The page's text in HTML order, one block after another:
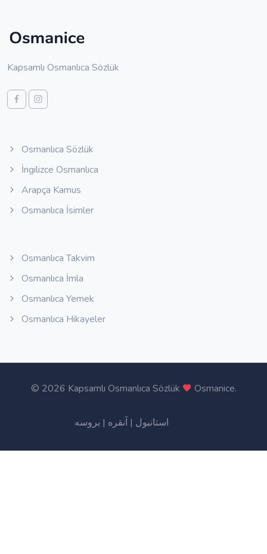
Kapsamlı Osmanlıca Sözlük
Osmanlıca Sözlük
İngilizce Osmanlıca
Arapça Kamus
Osmanlıca İsimler
Osmanlıca Takvim
Osmanlıca İmla
Osmanlıca Yemek
Osmanlıca Hikayeler
© 2026 Kapsamlı Osmanlıca Sözlük Osmanice.
استانبول | آنقره | بروسه